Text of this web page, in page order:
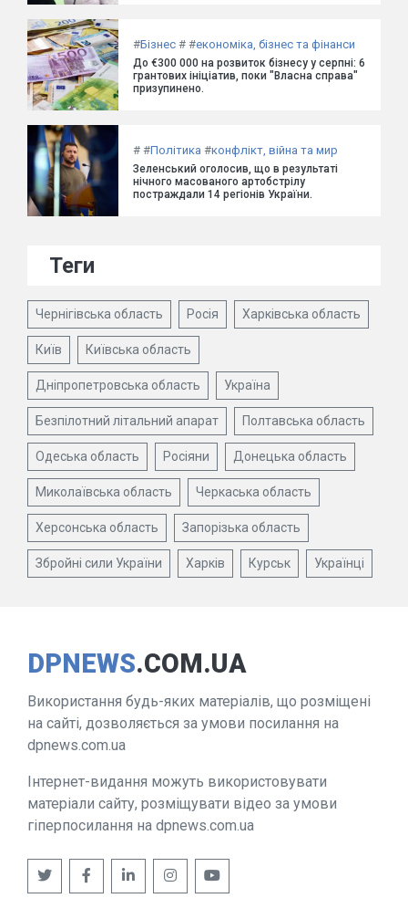
#Бізнес # #економіка, бізнес та фінанси
До €300 000 на розвиток бізнесу у серпні: 6
грантових ініціатив, поки "Власна справа"
призупинено.
# #Політика #конфлікт, війна та мир
Зеленський оголосив, що в результаті
нічного масованого артобстрілу
постраждали 14 регіонів України.
Теги
Чернігівська область Росія Харківська область
Київ Київська область
Дніпропетровська область Україна
Безпілотний літальний апарат Полтавська область
Одеська область Росіяни Донецька область
Миколаївська область Черкаська область
Херсонська область Запорізька область
Збройні сили України Харків Курськ Українці
DPNEWS.COM.UA
Використання будь-яких матеріалів, що розміщені
на сайті, дозволяється за умови посилання на
dpnews.com.ua
Інтернет-видання можуть використовувати
матеріали сайту, розміщувати відео за умови
гіперпосилання на dpnews.com.ua